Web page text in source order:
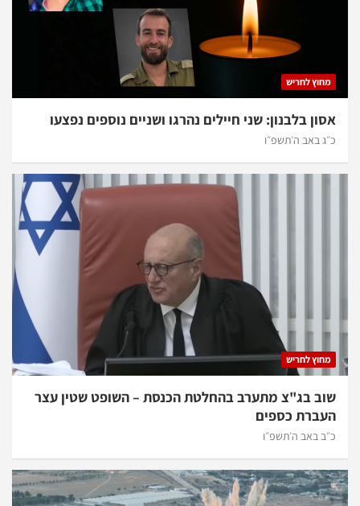
מחוץ לחריש
אסון בלבנון: שני חיילים נהרגו ושניים נוספים נפצעו
כ״ג באב ה׳תשפ״ו
מחוץ לחריש
שוב בג"צ מתערב בהחלטת הכנסת – השופט שטין עצר
העברת כספים
כ״ב באב ה׳תשפ״ו